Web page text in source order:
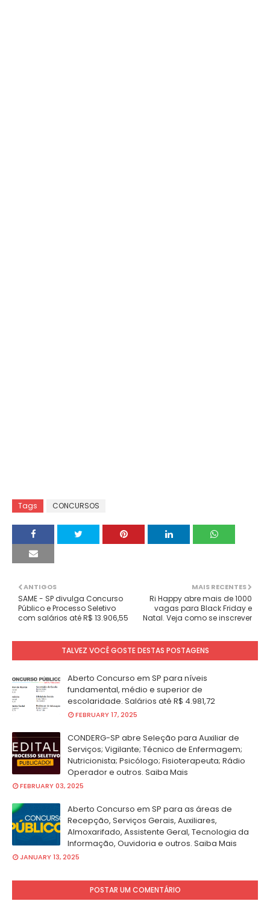
Tags CONCURSOS
MAIS RECENTES
Ri Happy abre mais de 1000
vagas para Black Friday e
Natal. Veja como se inscrever
ANTIGOS
SAME - SP divulga Concurso
Público e Processo Seletivo
com salários até R$ 13.906,55
TALVEZ VOCÊ GOSTE DESTAS POSTAGENS
Aberto Concurso em SP para níveis
fundamental, médio e superior de
escolaridade. Salários até R$ 4.981,72
FEBRUARY 17, 2025
CONDERG-SP abre Seleção para Auxiliar de
Serviços; Vigilante; Técnico de Enfermagem;
Nutricionista; Psicólogo; Fisioterapeuta; Rádio
Operador e outros. Saiba Mais
FEBRUARY 03, 2025
Aberto Concurso em SP para as áreas de
Recepção, Serviços Gerais, Auxiliares,
Almoxarifado, Assistente Geral, Tecnologia da
Informação, Ouvidoria e outros. Saiba Mais
JANUARY 13, 2025
POSTAR UM COMENTÁRIO